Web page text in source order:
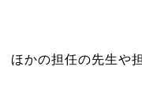
ほかの担任の先生や